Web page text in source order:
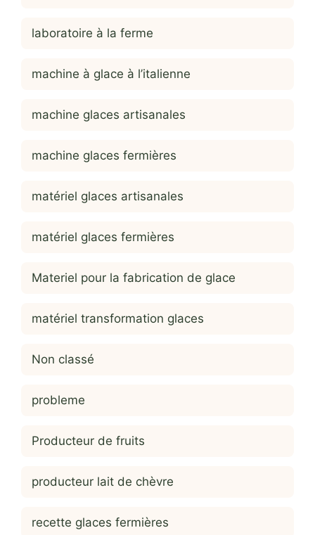
laboratoire à la ferme
machine à glace à l’italienne
machine glaces artisanales
machine glaces fermières
matériel glaces artisanales
matériel glaces fermières
Materiel pour la fabrication de glace
matériel transformation glaces
Non classé
probleme
Producteur de fruits
producteur lait de chèvre
recette glaces fermières